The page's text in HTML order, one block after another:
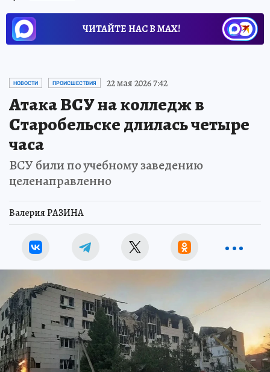
ЧИТАЙТЕ НАС В МАХ!
НОВОСТИ ПРОИСШЕСТВИЯ 22 мая 2026 7:42
Атака ВСУ на колледж в
Старобельске длилась четыре
часа
ВСУ били по учебному заведению
целенаправленно
Валерия РАЗИНА